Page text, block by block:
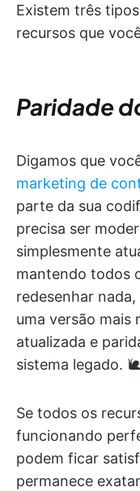
Existem três
recursos que
Paridade
Digamos que
marketing de
parte da sua
precisa ser
simplesmente
mantendo todos
redesenhar
uma versão mais
atualizada e
sistema legado. 🐌
Se todos os
funcionando
podem ficar
permanece